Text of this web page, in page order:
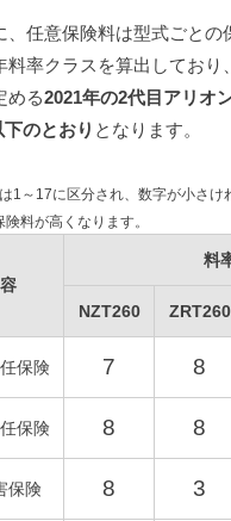
排気量によって異なりま
アリオンは1000〜1500ccの
スに該当します。
荷の観点から新車登録後13
ンの自動車税は約15%増
により2019年10月1日以降に
オンの自動車税は減額され
額をもとに算出しています
新税額（2019/10/1以降）
、任意保険料は型式ごとの
料率クラスを算出しており
める2021年の2代目アリオ
下のとおり となります。
1～17に区分され、数字が小さけ
料が高くなります。
料
NZT260 ZRT260
保険 7 8
保険 8 8
保険 8 3